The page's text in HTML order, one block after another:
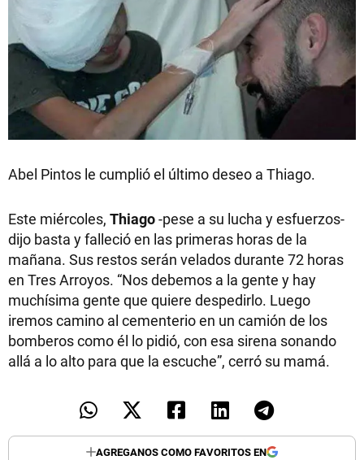
Abel Pintos le cumplió el último deseo a Thiago.
Este miércoles, Thiago-pese a su lucha y esfuerzos-
dijo basta y falleció en las primeras horas de la
mañana. Sus restos serán velados durante 72 horas
en Tres Arroyos. “Nos debemos a la gente y hay
muchísima gente que quiere despedirlo. Luego
iremos camino al cementerio en un camión de los
bomberos como él lo pidió, con esa sirena sonando
allá a lo alto para que la escuche”, cerró su mamá.
AGREGANOS COMO FAVORITOS EN